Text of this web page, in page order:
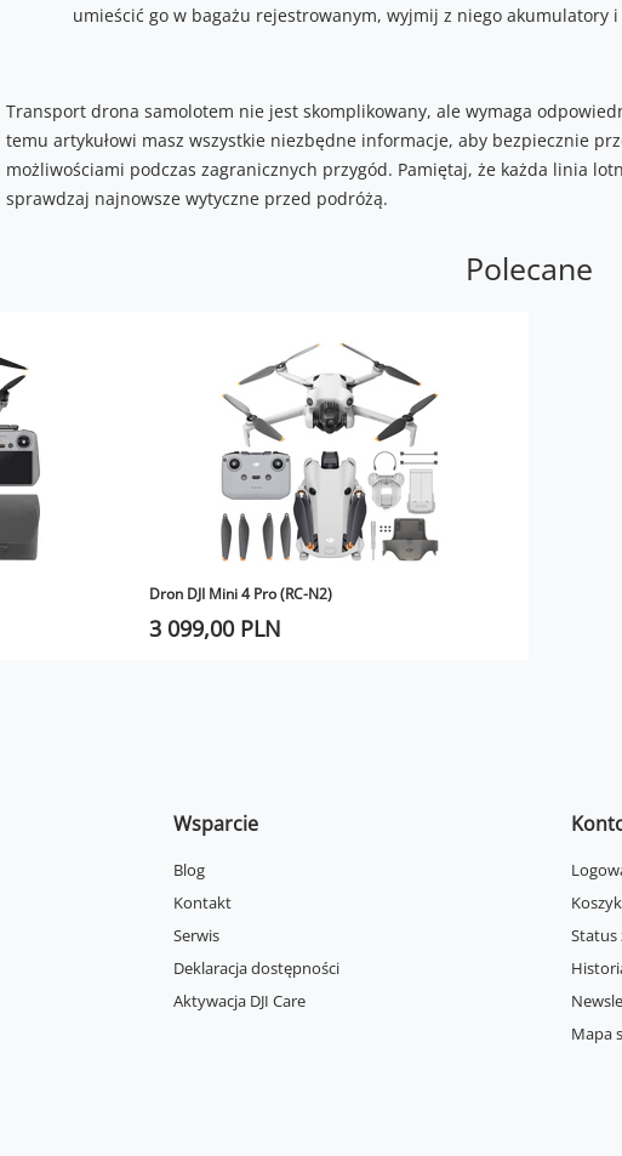
umieścić go w bagażu rejestrowanym, wyjmij z niego akumulatory
Transport drona samolotem nie jest skomplikowany, ale wymaga
temu artykułowi masz wszystkie niezbędne informacje, aby bezpiecznie
możliwościami podczas zagranicznych przygód. Pamiętaj, że każda linia
sprawdzaj najnowsze wytyczne przed podróżą.
Polecane
Dron DJI Mini 4 Pro (RC-N2)
3 099,00 PLN
Wsparcie
Blog
Kontakt
Serwis
Deklaracja dostępności
Aktywacja DJI Care
Koszyk
Status
Mapa